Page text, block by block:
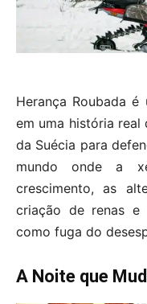
Herança Roubada
em uma história real
da Suécia para
mundo onde a
crescimento, as
criação de renas e
como fuga do
A Noite que